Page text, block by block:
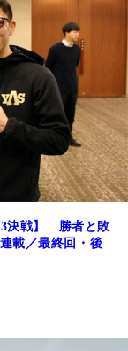
決戦】 勝者と敗
載／最終回・後